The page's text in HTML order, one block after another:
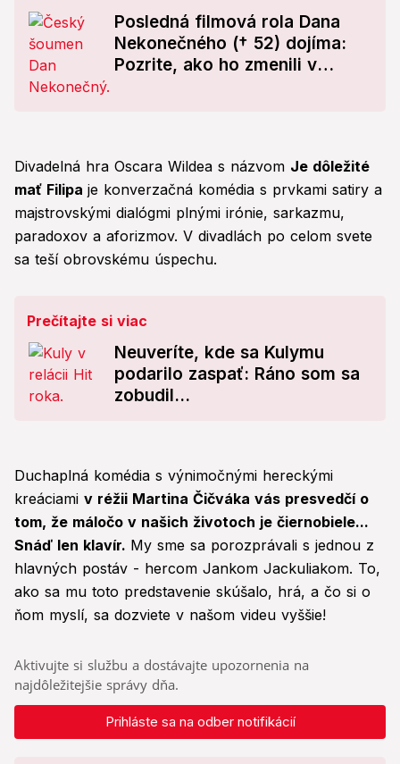
Posledná filmová rola Dana
Nekonečného († 52) dojíma:
Pozrite, ako ho zmenili v
Divadelná hra Oscara Wildea s názvom Je dôležité
mať Filipa je konverzačná komédia s prvkami satiry a
majstrovskými dialógmi plnými irónie, sarkazmu,
paradoxov a aforizmov. V divadlách po celom svete
sa teší obrovskému úspechu.
Prečítajte si viac
Neuveríte, kde sa Kulymu
podarilo zaspať: Ráno som sa
zobudil...
Duchaplná komédia s výnimočnými hereckými
kreáciami v réžii Martina Čičváka vás presvedčí o
tom, že máločo v našich životoch je čiernobiele...
Snáď len klavír. My sme sa porozprávali s jednou z
hlavných postáv - hercom Jankom Jackuliakom. To,
ako sa mu toto predstavenie skúšalo, hrá, a čo si o
ňom myslí, sa dozviete v našom videu vyššie!
Aktivujte si službu a dostávajte upozornenia na
najdôležitejšie správy dňa.
Prihláste sa na odber notifikácií